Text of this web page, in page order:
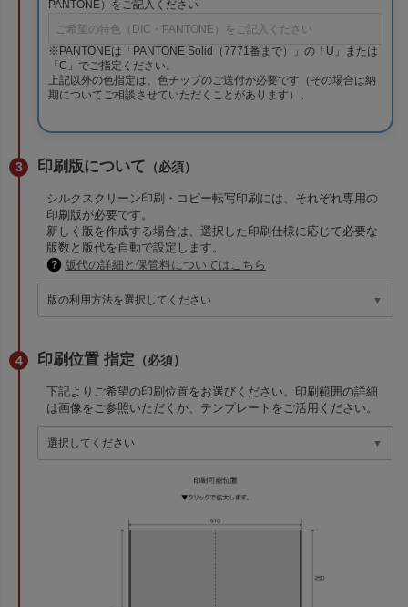
PANTONE）をご記入ください
※PANTONEは「PANTONE Solid（7771番まで）」の「U」または
「C」でご指定ください。
上記以外の色指定は、色チップのご送付が必要です（その場合は納
期についてご相談させていただくことがあります）。
印刷版について （必須）
シルクスクリーン印刷・コピー転写印刷には、それぞれ専用の
印刷版が必要です。
新しく版を作成する場合は、選択した印刷仕様に応じて必要な
版数と版代を自動で設定します。
版代の詳細と保管料についてはこちら
印刷位置 指定 （必須）
下記よりご希望の印刷位置をお選びください。印刷範囲の詳細
は画像をご参照いただくか、テンプレートをご活用ください。